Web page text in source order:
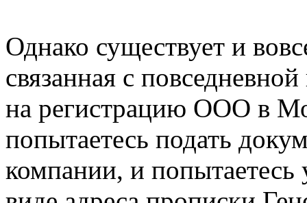
Однако существует и
связанная с
на регистрацию ООО в
попытаетесь подать
компании, и попытаетесь